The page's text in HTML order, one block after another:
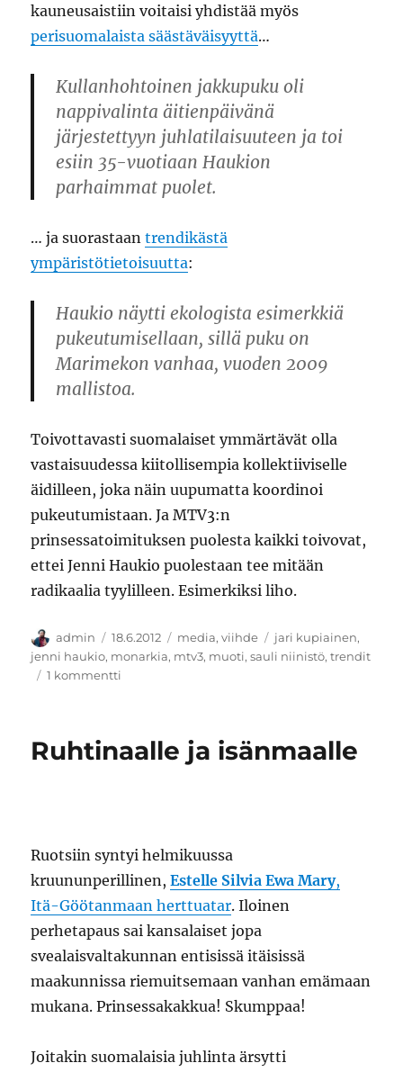
kauneusaistiin voitaisi yhdistää myös
perisuomalaista säästäväisyyttä…
Kullanhohtoinen jakkupuku oli
nappivalinta äitienpäivänä
järjestettyyn juhlatilaisuuteen ja toi
esiin 35-vuotiaan Haukion
parhaimmat puolet.
… ja suorastaantrendikästä
ympäristötietoisuutta:
Haukio näytti ekologista esimerkkiä
pukeutumisellaan, sillä puku on
Marimekon vanhaa, vuoden 2009
mallistoa.
Toivottavasti suomalaiset ymmärtävät olla
vastaisuudessa kiitollisempia kollektiiviselle
äidilleen, joka näin uupumatta koordinoi
pukeutumistaan. Ja MTV3:n
prinsessatoimituksen puolesta kaikki toivovat,
ettei Jenni Haukio puolestaan tee mitään
radikaalia tyylilleen. Esimerkiksi liho.
Kirjoittaja
admin Julkaistu
18.6.2012 Kategoriat
media,viihde Avainsanat
jari kupiainen,
jenni haukio, monarkia, mtv3, muoti,sauli niinistö,trendit
1 kommentti
kun
äiti?
Ruhtinaalle ja isänmaalle
Ruotsiin syntyi helmikuussa
kruununperillinen,Estelle Silvia Ewa Mary,
Itä-Göötanmaan herttuatar. Iloinen
perhetapaus sai kansalaiset jopa
svealaisvaltakunnan entisissä itäisissä
maakunnissa riemuitsemaan vanhan emämaan
mukana. Prinsessakakkua! Skumppaa!
Joitakin suomalaisia juhlinta ärsytti